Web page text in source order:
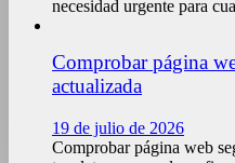
necesidad urgente para
Comprobar página
actualizada
19 de julio de 2026
Comprobar página web